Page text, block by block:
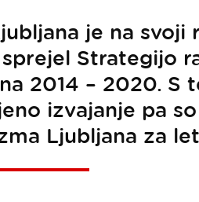
je na svoji
Strategijo
2014 – 2020. S
izvajanje pa
Ljubljana za